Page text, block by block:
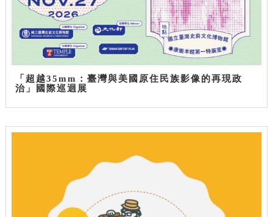
「超越35mm：臺灣與美國原住民族影像的再現政
治」國際巡迴展